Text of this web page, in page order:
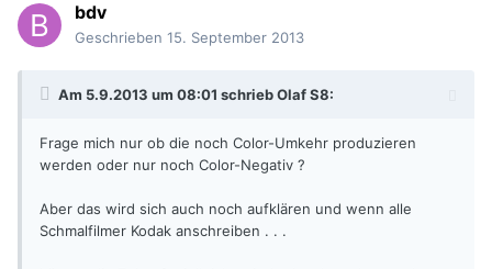
bdv
Geschrieben 15. September 2013
Am 5.9.2013 um 08:01 schrieb Olaf S8:
Frage mich nur ob die noch Color-Umkehr produzieren
werden oder nur noch Color-Negativ ?
Aber das wird sich auch noch aufklären und wenn alle
Schmalfilmer Kodak anschreiben . . .